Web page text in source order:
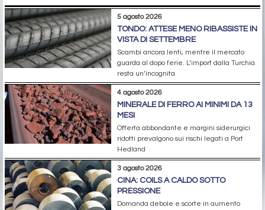
5 agosto 2026
TONDO: ATTESE MENO RIBASSISTE IN
VISTA DI SETTEMBRE
Scambi ancora lenti, mentre il mercato
guarda al dopo ferie. L’import dalla Turchia
resta un’incognita
4 agosto 2026
MINERALE DI FERRO AI MINIMI DA 13
MESI
Offerta abbondante e margini siderurgici
ridotti prevalgono sui rischi legati a Port
Hedland
3 agosto 2026
CINA: COILS A CALDO SOTTO
PRESSIONE
Domanda debole e scorte in aumento